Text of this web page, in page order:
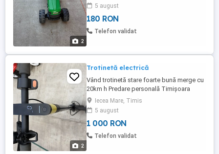
2
5 august
180 RON
Telefon validat
2
Trotinetă electrică
Vând trotinetă stare foarte bună merge cu
20km h Predare personală Timișoara
Iecea Mare, Timis
5 august
1 000 RON
Telefon validat